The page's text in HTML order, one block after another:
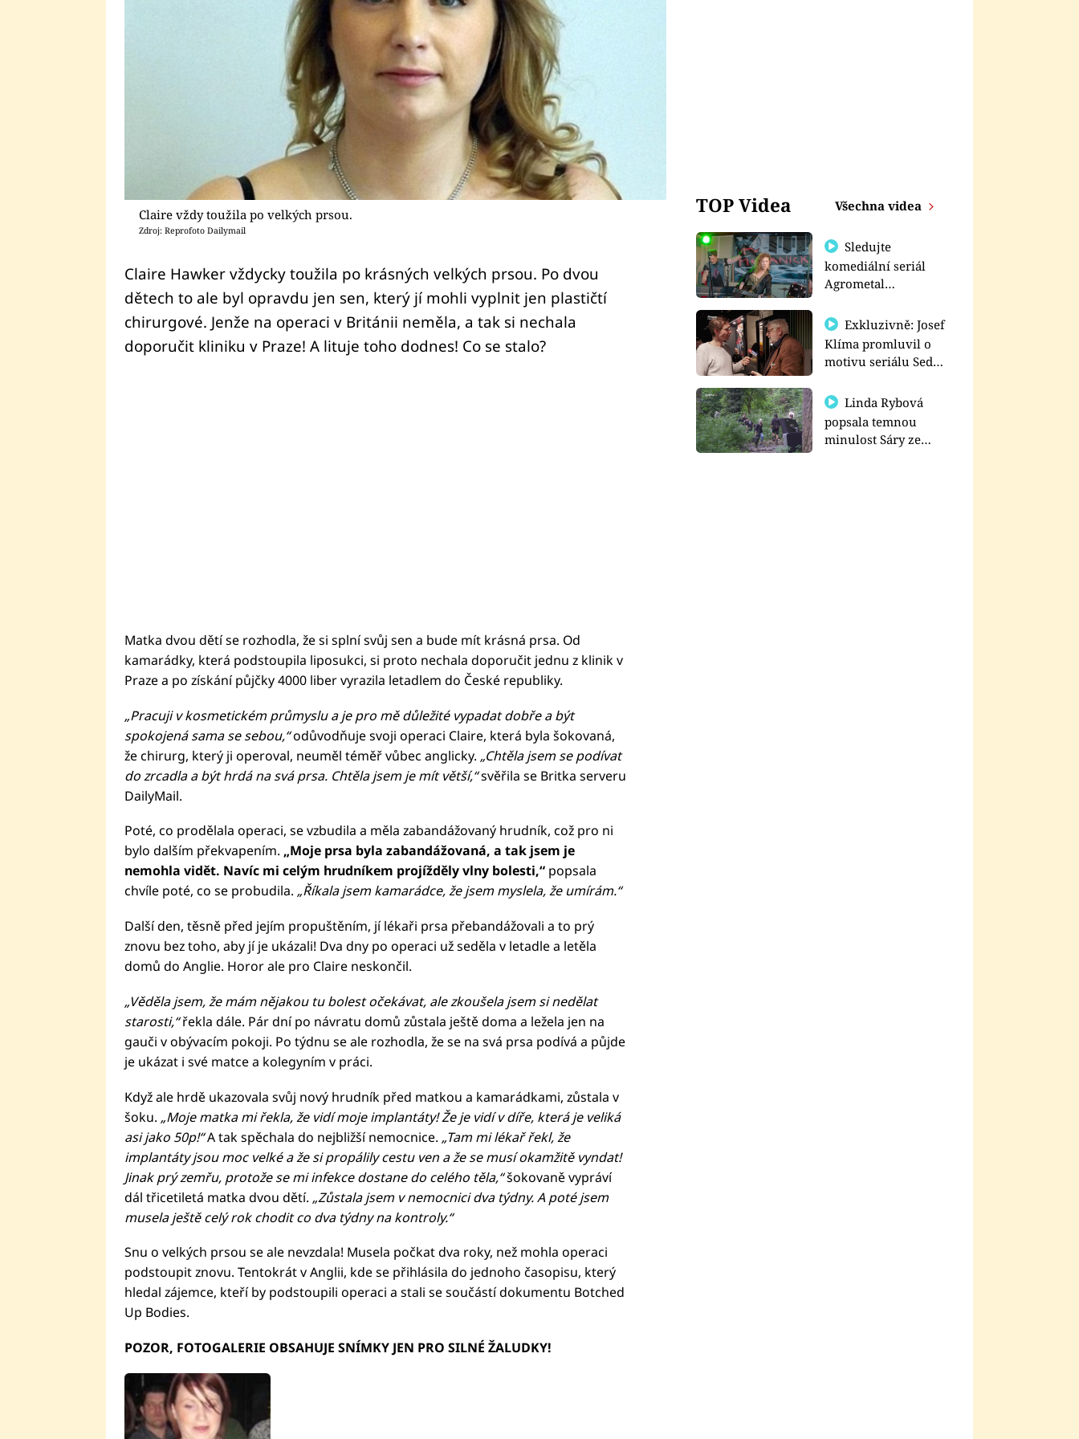
Claire vždy toužila po velkých prsou.
Zdroj: Reprofoto Dailymail
Claire Hawker vždycky toužila po krásných velkých prsou. Po dvou
dětech to ale byl opravdu jen sen, který jí mohli vyplnit jen plastičtí
chirurgové. Jenže na operaci v Británii neměla, a tak si nechala
doporučit kliniku v Praze! A lituje toho dodnes! Co se stalo?
Matka dvou dětí se rozhodla, že si splní svůj sen a bude mít krásná prsa. Od
kamarádky, která podstoupila liposukci, si proto nechala doporučit jednu z klinik v
Praze a po získání půjčky 4000 liber vyrazila letadlem do České republiky.
„Pracuji v kosmetickém průmyslu a je pro mě důležité vypadat dobře a být
spokojená sama se sebou,“odůvodňuje svoji operaci Claire, která byla šokovaná,
že chirurg, který ji operoval, neuměl téměř vůbec anglicky. „Chtěla jsem se podívat
do zrcadla a být hrdá na svá prsa. Chtěla jsem je mít větší,“svěřila se Britka serveru
DailyMail.
Poté, co prodělala operaci, se vzbudila a měla zabandážovaný hrudník, což pro ni
bylo dalším překvapením. „Moje prsa byla zabandážovaná, a tak jsem je
nemohla vidět. Navíc mi celým hrudníkem projížděly vlny bolesti,“popsala
chvíle poté, co se probudila. „Říkala jsem kamarádce, že jsem myslela, že umírám.“
Další den, těsně před jejím propuštěním, jí lékaři prsa přebandážovali a to prý
znovu bez toho, aby jí je ukázali! Dva dny po operaci už seděla v letadle a letěla
domů do Anglie. Horor ale pro Claire neskončil.
„Věděla jsem, že mám nějakou tu bolest očekávat, ale zkoušela jsem si nedělat
starosti,“řekla dále. Pár dní po návratu domů zůstala ještě doma a ležela jen na
gauči v obývacím pokoji. Po týdnu se ale rozhodla, že se na svá prsa podívá a půjde
je ukázat i své matce a kolegyním v práci.
Když ale hrdě ukazovala svůj nový hrudník před matkou a kamarádkami, zůstala v
šoku. „Moje matka mi řekla, že vidí moje implantáty! Že je vidí v díře, která je veliká
asi jako 50p!“A tak spěchala do nejbližší nemocnice. „Tam mi lékař řekl, že
implantáty jsou moc velké a že si propálily cestu ven a že se musí okamžitě vyndat!
Jinak prý zemřu, protože se mi infekce dostane do celého těla,“šokovaně vypráví
dál třicetiletá matka dvou dětí. „Zůstala jsem v nemocnici dva týdny. A poté jsem
musela ještě celý rok chodit co dva týdny na kontroly.“
Snu o velkých prsou se ale nevzdala! Musela počkat dva roky, než mohla operaci
podstoupit znovu. Tentokrát v Anglii, kde se přihlásila do jednoho časopisu, který
hledal zájemce, kteří by podstoupili operaci a stali se součástí dokumentu Botched
Up Bodies.
POZOR, FOTOGALERIE OBSAHUJE SNÍMKY JEN PRO SILNÉ ŽALUDKY!
TOP Videa Všechna videa
Sledujte
komediální seriál
Agrometal
prima+
Exkluzivně: Josef
Klíma promluvil o
motivu seriálu Sedm
Linda Rybová
popsala temnou
minulost Sáry ze